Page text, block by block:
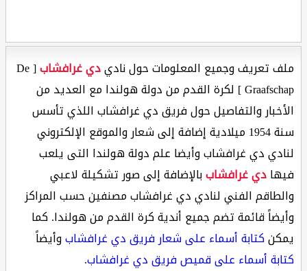
ملف تعريف وجميع المعلومات حول ناديدي غرافشاب [ De
Graafschap ] لكرة القدم من دولة هولندا مع العديد من
الأخبار والتفاصيل حول فريق دي غرافشاب اللذي تأسس
سنة 1954 ميلادية إضافة إلى شعار والموقع الإلكتروني
لنادي دي غرافشاب وأيضا علم دولة هولندا التى يلعب
فيهادي غرافشاببالإضافة إلى صور تشكيلة لاعبي
والطاقم الفني لنادي دي غرافشاب مصنفين حسب المراكز
وأيضاً قائمة تضم جميع أندية كرة القدم من هولندا. كما
يمكنكتابة أسماء على شعار فريق دي غرافشابوأيضاً
كتابة أسماء على قميص فريق دي غرافشاب.